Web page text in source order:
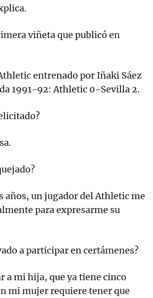
viñeta que publicó en
entrenado por Iñaki Sáez
1991-92: Athletic 0-Sevilla 2.
años, un jugador del Athletic me
para expresarme su
a participar en certámenes?
a mi hija, que ya tiene cinco
mi mujer requiere tener que